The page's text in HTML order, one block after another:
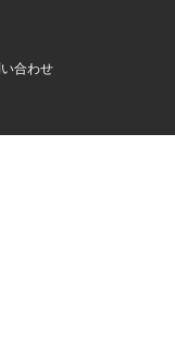
合わせ